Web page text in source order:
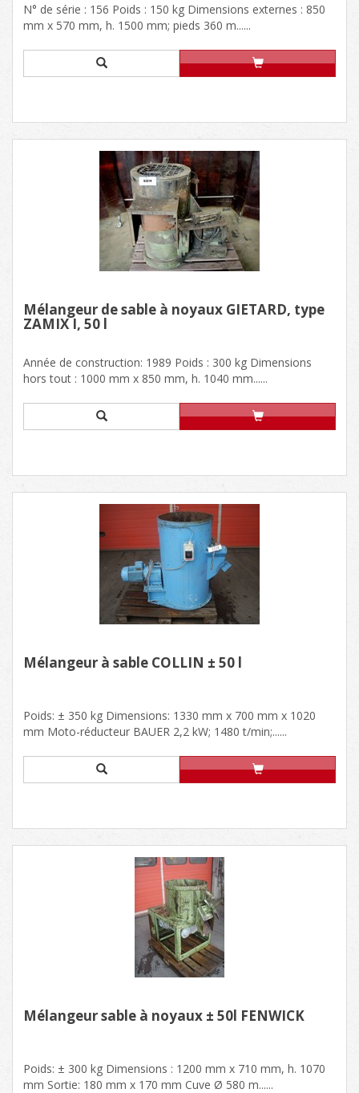
N° de série : 156 Poids : 150 kg Dimensions externes : 850
mm x 570 mm, h. 1500 mm; pieds 360 m......
Mélangeur de sable à noyaux GIETARD, type
ZAMIX I, 50 l
Année de construction: 1989 Poids : 300 kg Dimensions
hors tout : 1000 mm x 850 mm, h. 1040 mm......
Mélangeur à sable COLLIN ± 50 l
Poids: ± 350 kg Dimensions: 1330 mm x 700 mm x 1020
mm Moto-réducteur BAUER 2,2 kW; 1480 t/min;......
Mélangeur sable à noyaux ± 50l FENWICK
Poids: ± 300 kg Dimensions : 1200 mm x 710 mm, h. 1070
mm Sortie: 180 mm x 170 mm Cuve Ø 580 m......